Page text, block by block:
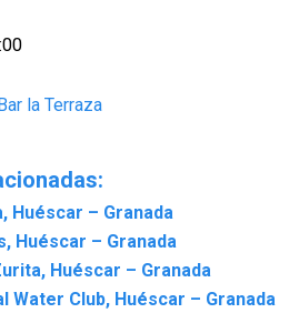
la Terraza
Huéscar – Granada
Huéscar – Granada
Huéscar – Granada
Water Club, Huéscar – Granada